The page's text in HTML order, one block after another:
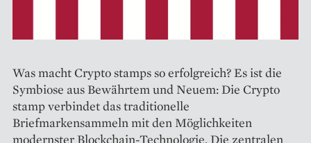
Was macht Crypto stamps so erfolgreich? Es ist die
Symbiose aus Bewährtem und Neuem: Die Crypto
stamp verbindet das traditionelle
Briefmarkensammeln mit den Möglichkeiten
modernster Blockchain-Technologie. Die zentralen